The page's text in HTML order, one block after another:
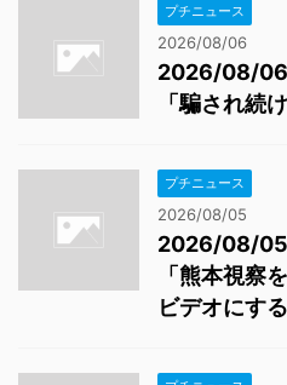
プチニュース
2026/08/06
2026/08/06
「騙され続
プチニュース
2026/08/05
2026/08/05
「熊本視察
ビデオにす